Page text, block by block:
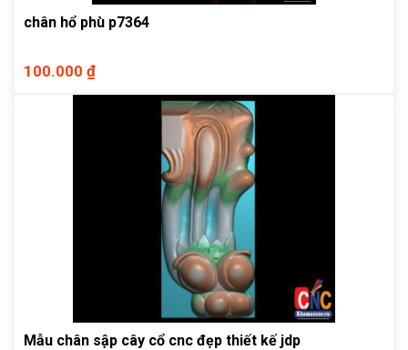
chân hổ phù p7364
100.000 ₫
Mẫu chân sập cây cổ cnc đẹp thiết kế jdp